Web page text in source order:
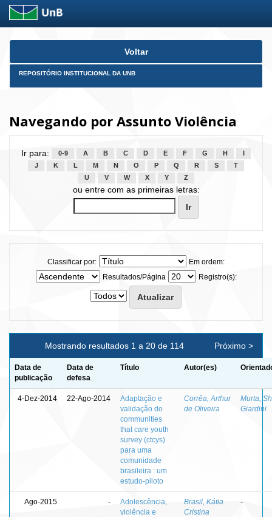
Skip
Voltar
REPOSITÓRIO INSTITUCIONAL DA UNB
Navegando por Assunto Violência
Ir para: 0-9 A B C D E F G H
J
K L M N O P Q R S
T
U
V W X Y Z
ou entre com as primeiras letras:
Classificar por:
Em ordem:
Resultados/Página
Registro(s):
Mostrando resultados 1 a 20 de 114 Próximo >
Data de
publicação
Data de
defesa
Título Autor(es)
4-Dez-2014 22-Ago-2014
Adaptação e
validação do
communities
that care youth
survey (ctcys)
para uma
comunidade
brasileira : um
estudo-piloto
Corrêa, Arthur
de Oliveira
Murta,
Giardini
Ago-2015 -
Adolescência,
violência e
Brasil, Kátia
Cristina
-